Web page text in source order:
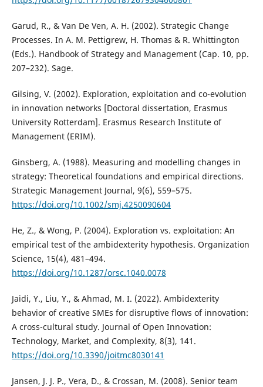
Garud, R., & Van De Ven, A. H. (2002). Strategic Change
Processes. In A. M. Pettigrew, H. Thomas & R. Whittington
(Eds.). Handbook of Strategy and Management (Cap. 10, pp.
207–232). Sage.
Gilsing, V. (2002). Exploration, exploitation and co-evolution
in innovation networks [Doctoral dissertation, Erasmus
University Rotterdam]. Erasmus Research Institute of
Management (ERIM).
Ginsberg, A. (1988). Measuring and modelling changes in
strategy: Theoretical foundations and empirical directions.
Strategic Management Journal, 9(6), 559–575.
https://doi.org/10.1002/smj.4250090604
He, Z., & Wong, P. (2004). Exploration vs. exploitation: An
empirical test of the ambidexterity hypothesis. Organization
Science, 15(4), 481–494.
https://doi.org/10.1287/orsc.1040.0078
Jaidi, Y., Liu, Y., & Ahmad, M. I. (2022). Ambidexterity
behavior of creative SMEs for disruptive flows of innovation:
A cross-cultural study. Journal of Open Innovation:
Technology, Market, and Complexity, 8(3), 141.
https://doi.org/10.3390/joitmc8030141
Jansen, J. J. P., Vera, D., & Crossan, M. (2008). Senior team